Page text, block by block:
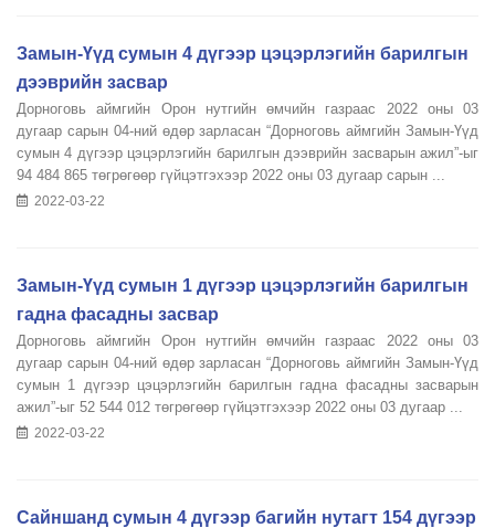
Замын-Үүд сумын 4 дүгээр цэцэрлэгийн барилгын
дээврийн засвар
Дорноговь аймгийн Орон нутгийн өмчийн газраас 2022 оны 03
дугаар сарын 04-ний өдөр зарласан “Дорноговь аймгийн Замын-Үүд
сумын 4 дүгээр цэцэрлэгийн барилгын дээврийн засварын ажил”-ыг
94 484 865 төгрөгөөр гүйцэтгэхээр 2022 оны 03 дугаар сарын ...
2022-03-22
Замын-Үүд сумын 1 дүгээр цэцэрлэгийн барилгын
гадна фасадны засвар
Дорноговь аймгийн Орон нутгийн өмчийн газраас 2022 оны 03
дугаар сарын 04-ний өдөр зарласан “Дорноговь аймгийн Замын-Үүд
сумын 1 дүгээр цэцэрлэгийн барилгын гадна фасадны засварын
ажил”-ыг 52 544 012 төгрөгөөр гүйцэтгэхээр 2022 оны 03 дугаар ...
2022-03-22
Сайншанд сумын 4 дүгээр багийн нутагт 154 дүгээр